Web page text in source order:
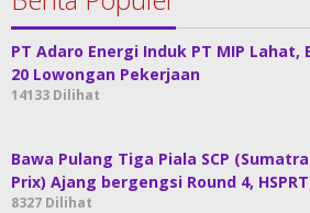
PT Adaro Energi Induk PT MIP Lahat,
20 Lowongan Pekerjaan
14133 Dilihat
Bawa Pulang Tiga Piala SCP
Prix) Ajang bergengsi Round 4,
8327 Dilihat